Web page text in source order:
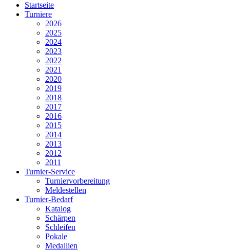
Startseite
Turniere
2026
2025
2024
2023
2022
2021
2020
2019
2018
2017
2016
2015
2014
2013
2012
2011
Turnier-Service
Turniervorbereitung
Meldestellen
Turnier-Bedarf
Katalog
Schärpen
Schleifen
Pokale
Medallien